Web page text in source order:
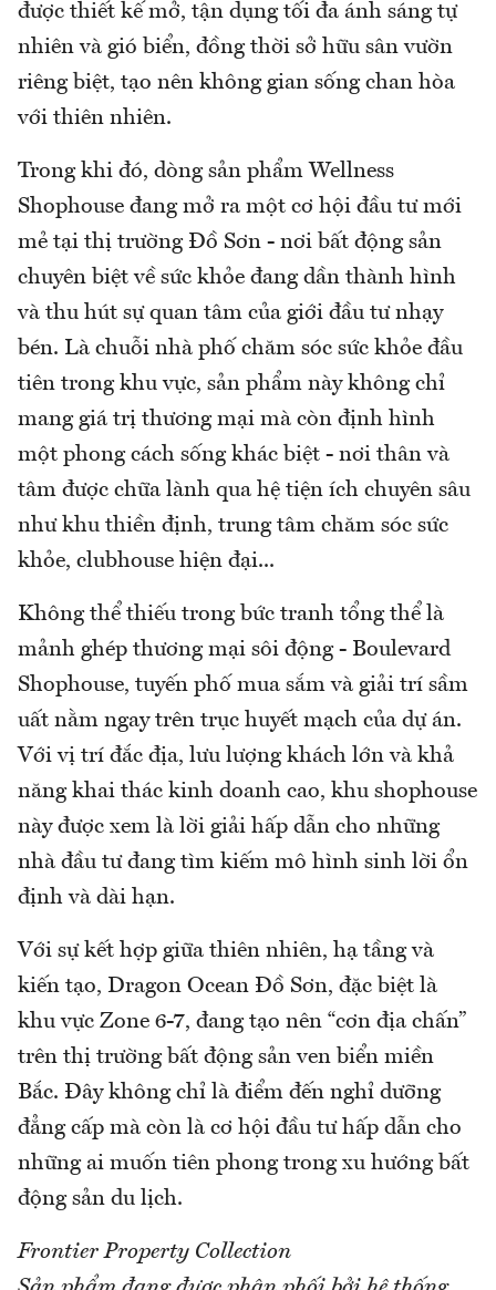
được thiết kế mở, tận dụng tối đa ánh sáng tự
nhiên và gió biển, đồng thời sở hữu sân vườn
riêng biệt, tạo nên không gian sống chan hòa
với thiên nhiên.
Trong khi đó, dòng sản phẩm Wellness
Shophouse đang mở ra một cơ hội đầu tư mới
mẻ tại thị trường Đồ Sơn - nơi bất động sản
chuyên biệt về sức khỏe đang dần thành hình
và thu hút sự quan tâm của giới đầu tư nhạy
bén. Là chuỗi nhà phố chăm sóc sức khỏe đầu
tiên trong khu vực, sản phẩm này không chỉ
mang giá trị thương mại mà còn định hình
một phong cách sống khác biệt - nơi thân và
tâm được chữa lành qua hệ tiện ích chuyên sâu
như khu thiền định, trung tâm chăm sóc sức
khỏe, clubhouse hiện đại...
Không thể thiếu trong bức tranh tổng thể là
mảnh ghép thương mại sôi động - Boulevard
Shophouse, tuyến phố mua sắm và giải trí sầm
uất nằm ngay trên trục huyết mạch của dự án.
Với vị trí đắc địa, lưu lượng khách lớn và khả
năng khai thác kinh doanh cao, khu shophouse
này được xem là lời giải hấp dẫn cho những
nhà đầu tư đang tìm kiếm mô hình sinh lời ổn
định và dài hạn.
Với sự kết hợp giữa thiên nhiên, hạ tầng và
kiến tạo, Dragon Ocean Đồ Sơn, đặc biệt là
khu vực Zone 6-7, đang tạo nên “cơn địa chấn”
trên thị trường bất động sản ven biển miền
Bắc. Đây không chỉ là điểm đến nghỉ dưỡng
đẳng cấp mà còn là cơ hội đầu tư hấp dẫn cho
những ai muốn tiên phong trong xu hướng bất
động sản du lịch.
Frontier Property Collection